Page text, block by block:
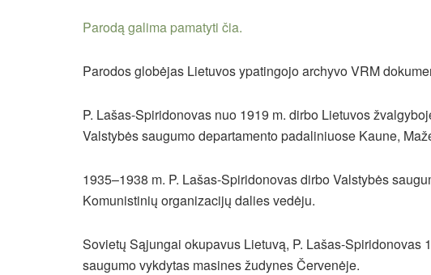
Parodą galima pamatyti čia.
Parodos globėjas Lietuvos ypatingojo archyvo VRM
P. Lašas-Spiridonovas nuo 1919 m. dirbo Lietuvos
Valstybės saugumo departamento padaliniuose Kaune,
1935–1938 m. P. Lašas-Spiridonovas dirbo Valstybės
Komunistinių organizacijų dalies vedėju.
Sovietų Sąjungai okupavus Lietuvą, P. Lašas-Spiridonovas
saugumo vykdytas masines žudynes Červenėje.